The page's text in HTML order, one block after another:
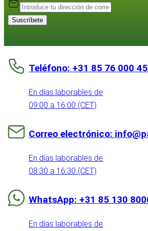
Suscríbete
Teléfono: +31 85 76 000 45
En días laborables de
09:00 a 16:00 (CET)
Correo electrónico:
En días laborables de
08:30 a 16:30 (CET)
WhatsApp: +31 85 130
En días laborables de